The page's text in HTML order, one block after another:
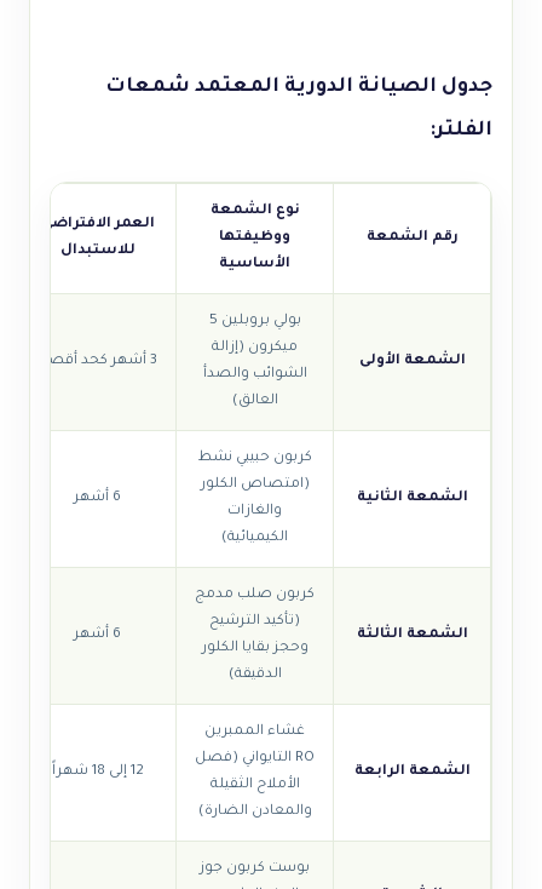
جدول الصيانة الدورية المعتمد شمعات
الفلتر:
رقم الشمعة
نوع الشمعة
ووظيفتها
الأساسية
العمر الافتراضي
للاستبدال
الشمعة الأولى
بولي بروبلين 5
ميكرون (إزالة
الشوائب والصدأ
العالق)
3 أشهر كحد أقصى
الشمعة الثانية
كربون حبيبي نشط
(امتصاص الكلور
والغازات
الكيميائية)
6 أشهر
الشمعة الثالثة
كربون صلب مدمج
(تأكيد الترشيح
وحجز بقايا الكلور
الدقيقة)
6 أشهر
الشمعة الرابعة
غشاء الممبرين
RO التايواني (فصل
الأملاح الثقيلة
والمعادن الضارة)
12 إلى 18 شهراً
بوست كربون جوز